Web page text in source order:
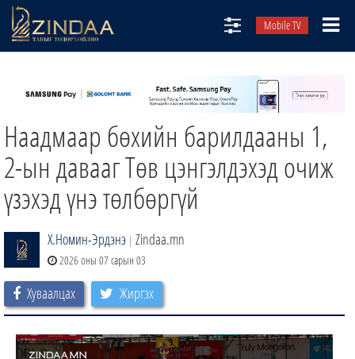
Mobile TV
ТВ8
ӨГЛӨӨНИЙ СОНИН
АУДИО ЗОХИОЛ
ЗИНДАА СЭТГҮҮЛ
Наадмаар бөхийн барилдааны 1,
2-ын давааг Төв цэнгэлдэхэд очиж
үзэхэд үнэ төлбөргүй
Х.Номин-Эрдэнэ | Zindaa.mn
2026 оны 07 сарын 03
Хуваалцах Жиргэх